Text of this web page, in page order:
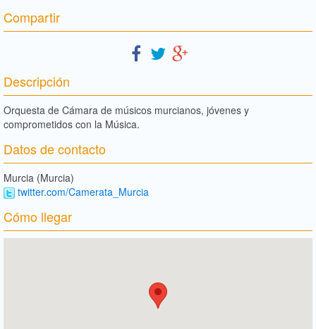
Compartir
Descripción
Orquesta de Cámara de músicos murcianos, jóvenes y
comprometidos con la Música.
Datos de contacto
Murcia (Murcia)
twitter.com/Camerata_Murcia
Cómo llegar